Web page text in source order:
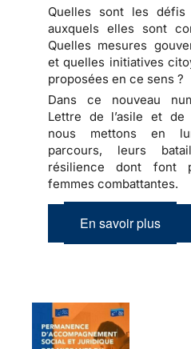
Quelles sont les défis
auxquels elles sont
Quelles mesures
et quelles initiatives
proposées en ce sens ?
Dans ce nouveau
Lettre de l’asile et de
nous mettons en
parcours, leurs
résilience dont font
femmes combattantes.
En savoir plus